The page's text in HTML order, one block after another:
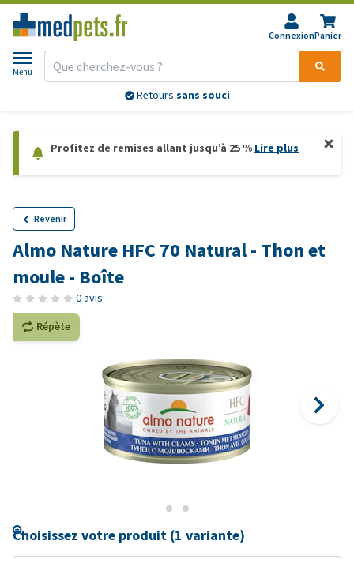
ConnexionPanier
Menu
Conseils vétérinairesgratuits
Profitez de remises allant jusqu’à 25 % Lire plus
Revenir
Almo Nature HFC 70 Natural - Thon et
moule - Boîte
0 avis
Répète
Choisissez votre produit (1 variante)